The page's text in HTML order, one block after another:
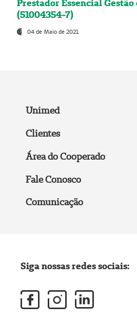
Prestador Essencial
(51004354-7)
04 de Maio de 2021
Unimed
Clientes
Área do Cooperado
Fale Conosco
Comunicação
Siga nossas redes sociais: